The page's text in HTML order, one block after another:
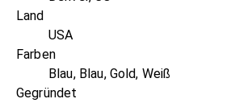
Land
USA
Farben
Blau, Blau, Gold, Weiß
Gegründet